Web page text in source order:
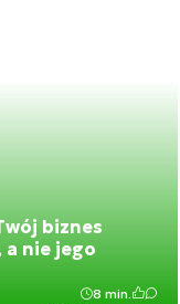
biznes
a nie jego
8 min.